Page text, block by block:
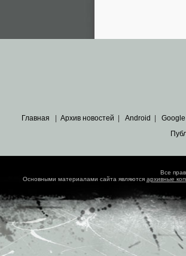
Главная Архив новостей Android Google
Все
Основными материалами сайта являются архивные